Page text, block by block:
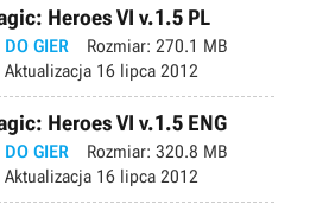
Heroes VI v.1.5 PL
DO GIER Rozmiar: 270.1 MB
Aktualizacja 16 lipca 2012
Heroes VI v.1.5 ENG
DO GIER Rozmiar: 320.8 MB
Aktualizacja 16 lipca 2012